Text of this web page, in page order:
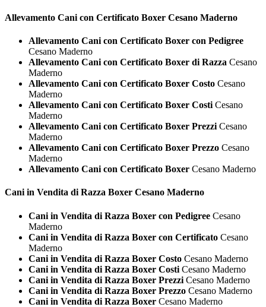
Allevamento Cani con Certificato Boxer Cesano Maderno
Allevamento Cani con Certificato Boxer con Pedigree
Cesano Maderno
Allevamento Cani con Certificato Boxer di Razza Cesano
Maderno
Allevamento Cani con Certificato Boxer Costo Cesano
Maderno
Allevamento Cani con Certificato Boxer Costi Cesano
Maderno
Allevamento Cani con Certificato Boxer Prezzi Cesano
Maderno
Allevamento Cani con Certificato Boxer Prezzo Cesano
Maderno
Allevamento Cani con Certificato Boxer Cesano Maderno
Cani in Vendita di Razza Boxer Cesano Maderno
Cani in Vendita di Razza Boxer con Pedigree Cesano
Maderno
Cani in Vendita di Razza Boxer con Certificato Cesano
Maderno
Cani in Vendita di Razza Boxer Costo Cesano Maderno
Cani in Vendita di Razza Boxer Costi Cesano Maderno
Cani in Vendita di Razza Boxer Prezzi Cesano Maderno
Cani in Vendita di Razza Boxer Prezzo Cesano Maderno
Cani in Vendita di Razza Boxer Cesano Maderno